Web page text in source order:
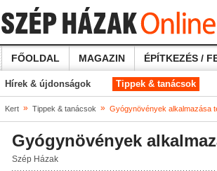
FŐOLDAL MAGAZIN ÉPÍTKEZÉS /
Hírek & újdonságok Tippek & tanácsok
Kert » Tippek & tanácsok » Gyógynövények alkalmazása
Gyógynövények
Szép Házak